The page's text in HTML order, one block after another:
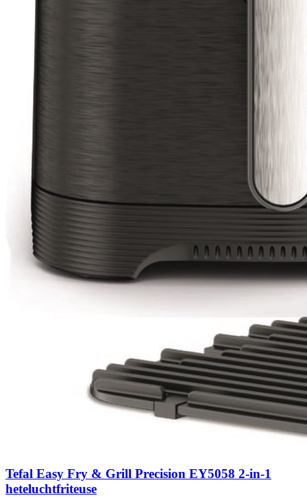
Tefal Easy Fry & Grill Precision EY5058 2-in-1
heteluchtfriteuse